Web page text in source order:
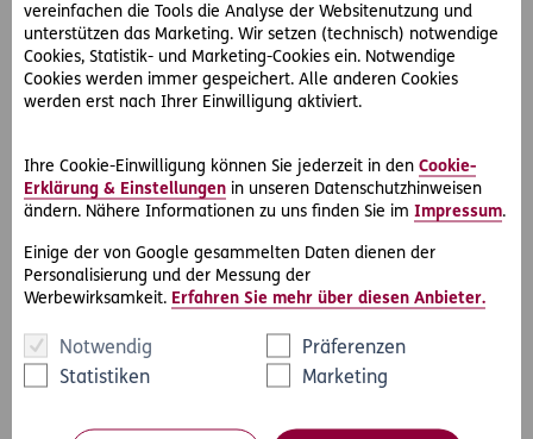
vereinfachen die Tools die Analyse der Websitenutzung und
unterstützen das Marketing. Wir setzen (technisch) notwendige
Cookies, Statistik- und Marketing-Cookies ein. Notwendige
Cookies werden immer gespeichert. Alle anderen Cookies
werden erst nach Ihrer Einwilligung aktiviert.
Ihre Cookie-Einwilligung können Sie jederzeit in den Cookie-
Erklärung & Einstellungen in unseren Datenschutzhinweisen
ändern. Nähere Informationen zu uns finden Sie im Impressum.
Einige der von Google gesammelten Daten dienen der
Personalisierung und der Messung der
Werbewirksamkeit. Erfahren Sie mehr über diesen Anbieter.
Notwendig
Präferenzen
Statistiken
Marketing
Informationen über nachteilige
Nachhaltigkeitsauswirkungen
Vergütungspolitik
Als Tochterunternehmen der ERGO Versicherung AG
entspricht die Vergütungspolitik der ERGO
Vorsorgemanagement GmbH den Grundsätzen der ERGO
Versicherung AG. Nähere Informationen hierzu finden Sie
unter folgendem Link:
Information zur Vergütungspolitik